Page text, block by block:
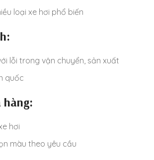
loại xe hơi phổ biến
lỗi trong vận chuyển, sản xuất
quốc
hàng:
hơi
màu theo yêu cầu